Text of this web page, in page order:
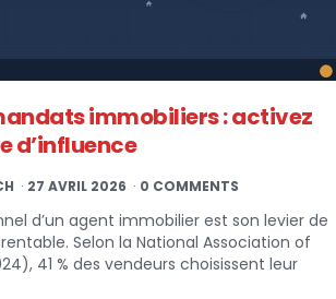
immobiliers : activez
d’influence
27 AVRIL 2026 0 COMMENTS
d’un agent immobilier est son levier de
Selon la National Association of
41 % des vendeurs choisissent leur